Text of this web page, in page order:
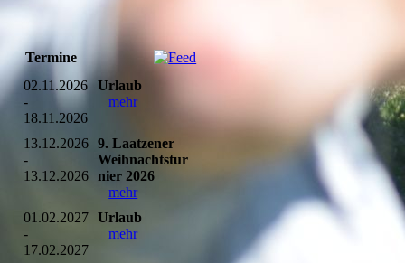
Termine
02.11.2026
-
18.11.2026
Urlaub
mehr
13.12.2026
-
13.12.2026
9. Laatzener
Weihnachtstur
nier 2026
mehr
01.02.2027
-
17.02.2027
Urlaub
mehr